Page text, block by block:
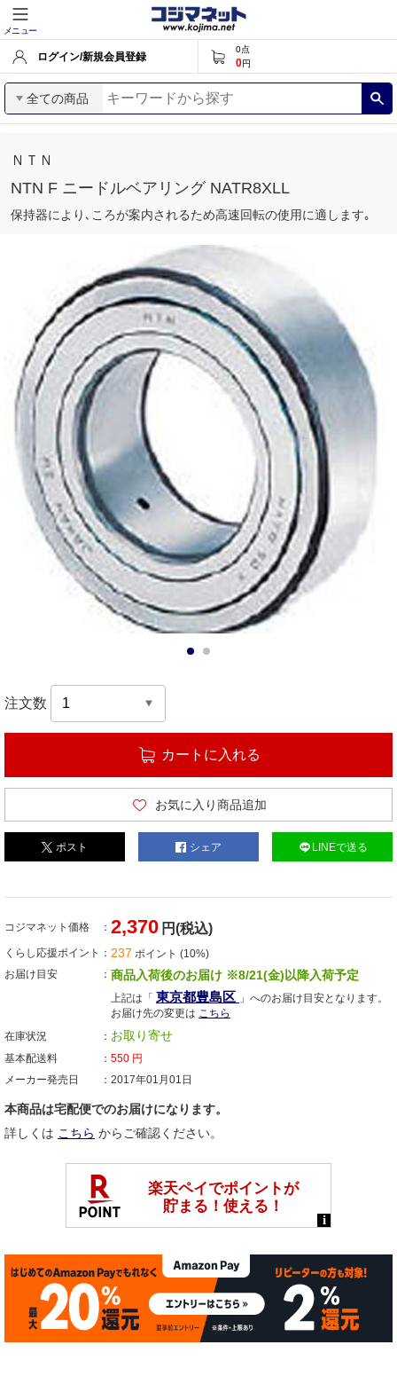
メニュー
ログイン/新規会員登録
0点
0円
全ての商品
ＮＴＮ
NTN F ニードルベアリング NATR8XLL
保持器により､ころが案内されるため高速回転の使用に適します｡
注文数
カートに入れる
お気に入り商品追加
ポスト シェア LINEで送る
コジマネット価格 2,370 円(税込)
くらし応援ポイント 237 ポイント (10%)
お届け目安
商品入荷後のお届け ※8/21(金)以降入荷予定
上記は「 東京都豊島区 」へのお届け目安となります。
お届け先の変更は こちら
在庫状況
お取り寄せ
基本配送料 550 円
メーカー発売日
2017年01月01日
本商品は宅配便でのお届けになります。
詳しくは こちら からご確認ください。